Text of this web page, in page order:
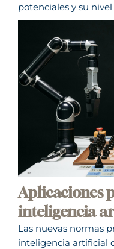
potenciales y su
Aplicaciones
inteligencia
Las nuevas normas
inteligencia artificial